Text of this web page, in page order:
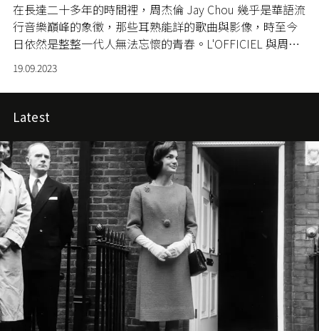
在長達二十多年的時間裡，周杰倫 Jay Chou 幾乎是華語流
行音樂巔峰的象徵，那些耳熟能詳的歌曲與影像，時至今
日依然是整整一代人無法忘懷的青春。L'OFFICIEL 與周杰
倫首度攜手開啟全球九月刊企劃，共同探尋文化聯結的深
遠意義。
19.09.2023
Latest